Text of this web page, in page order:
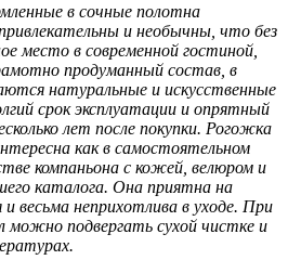
в сочные полотна
и необычны, что без
место в современной гостиной,
продуманный состав, в
натуральные и искусственные
срок эксплуатации и опрятный
лет после покупки. Рогожка
как в самостоятельном
компаньона с кожей, велюром и
каталога. Она приятна на
весьма неприхотлива в уходе. При
можно подвергать сухой чистке и